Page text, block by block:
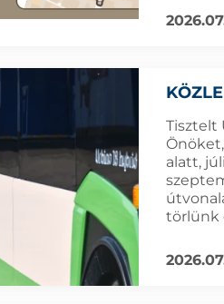
Tisztelt
alatt,
törlünk